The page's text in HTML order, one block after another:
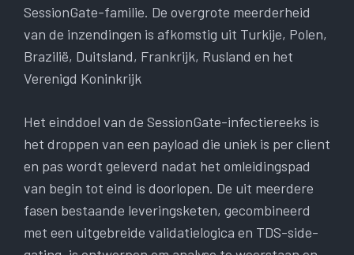
SessionGate-familie. De overgrote meerderheid
van de inzendingen is afkomstig uit Turkije, Polen,
Brazilië, Duitsland, Frankrijk, Rusland en het
Verenigd Koninkrijk
Het einddoel van de SessionGate-infectiereeks is
het droppen van een payload die uniek is per client
en pas wordt geleverd nadat het omleidingspad
van begin tot eind is doorlopen. De uit meerdere
fasen bestaande leveringsketen, gecombineerd
met een uitgebreide validatielogica en TDS-side-